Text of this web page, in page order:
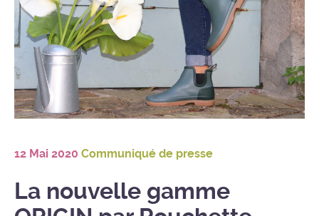
12 Mai 2020 Communiqué de presse
La nouvelle gamme